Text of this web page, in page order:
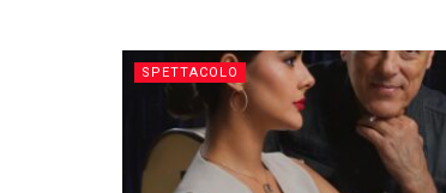
SPETTACOLO